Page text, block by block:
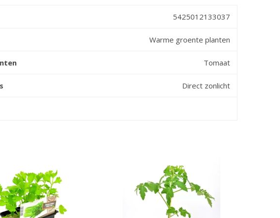
5425012133037
Warme groente planten
Tomaat
Direct zonlicht